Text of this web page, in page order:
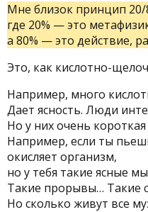
Мне близок принцип 20/
где 20% — это
а 80% — это действие,
Это, как кислотно-
Например, много
Дает ясность. Люди
Но у них очень
Например, если ты
окисляет организм,
но у тебя такие ясные
Такие прорывы… Такие
Но сколько живут все